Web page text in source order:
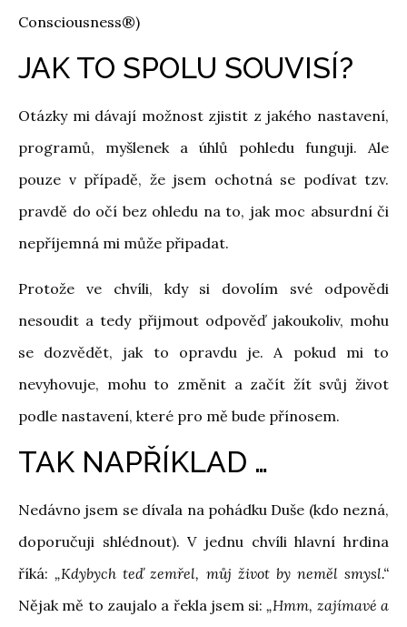
Consciousness®)
JAK TO SPOLU SOUVISÍ?
Otázky mi dávají možnost zjistit z jakého nastavení,
programů, myšlenek a úhlů pohledu funguji. Ale
pouze v případě, že jsem ochotná se podívat tzv.
pravdě do očí bez ohledu na to, jak moc absurdní či
nepříjemná mi může připadat.
Protože ve chvíli, kdy si dovolím své odpovědi
nesoudit a tedy přijmout odpověď jakoukoliv, mohu
se dozvědět, jak to opravdu je. A pokud mi to
nevyhovuje, mohu to změnit a začít žít svůj život
podle nastavení, které pro mě bude přínosem.
TAK NAPŘÍKLAD …
Nedávno jsem se dívala na pohádku Duše (kdo nezná,
doporučuji shlédnout). V jednu chvíli hlavní hrdina
říká:„Kdybych teď zemřel, můj život by neměl smysl.“
Nějak mě to zaujalo a řekla jsem si:„Hmm, zajímavé a